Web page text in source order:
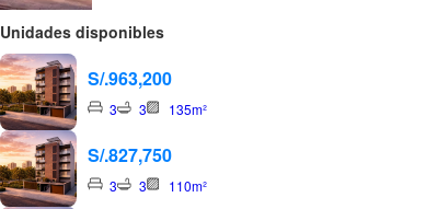
Unidades disponibles
S/.963,200
3 3 135m²
S/.827,750
3 3 110m²